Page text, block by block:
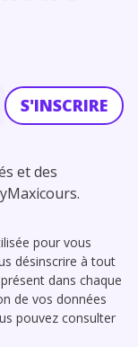
S'INSCRIRE
et des
pour vous
désinscrire à tout
dans chaque
de vos données
pouvez consulter